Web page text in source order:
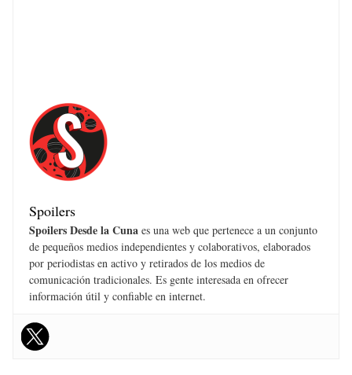
Spoilers
Spoilers Desde la Cuna es una web que pertenece a un conjunto
de pequeños medios independientes y colaborativos, elaborados
por periodistas en activo y retirados de los medios de
comunicación tradicionales. Es gente interesada en ofrecer
información útil y confiable en internet.